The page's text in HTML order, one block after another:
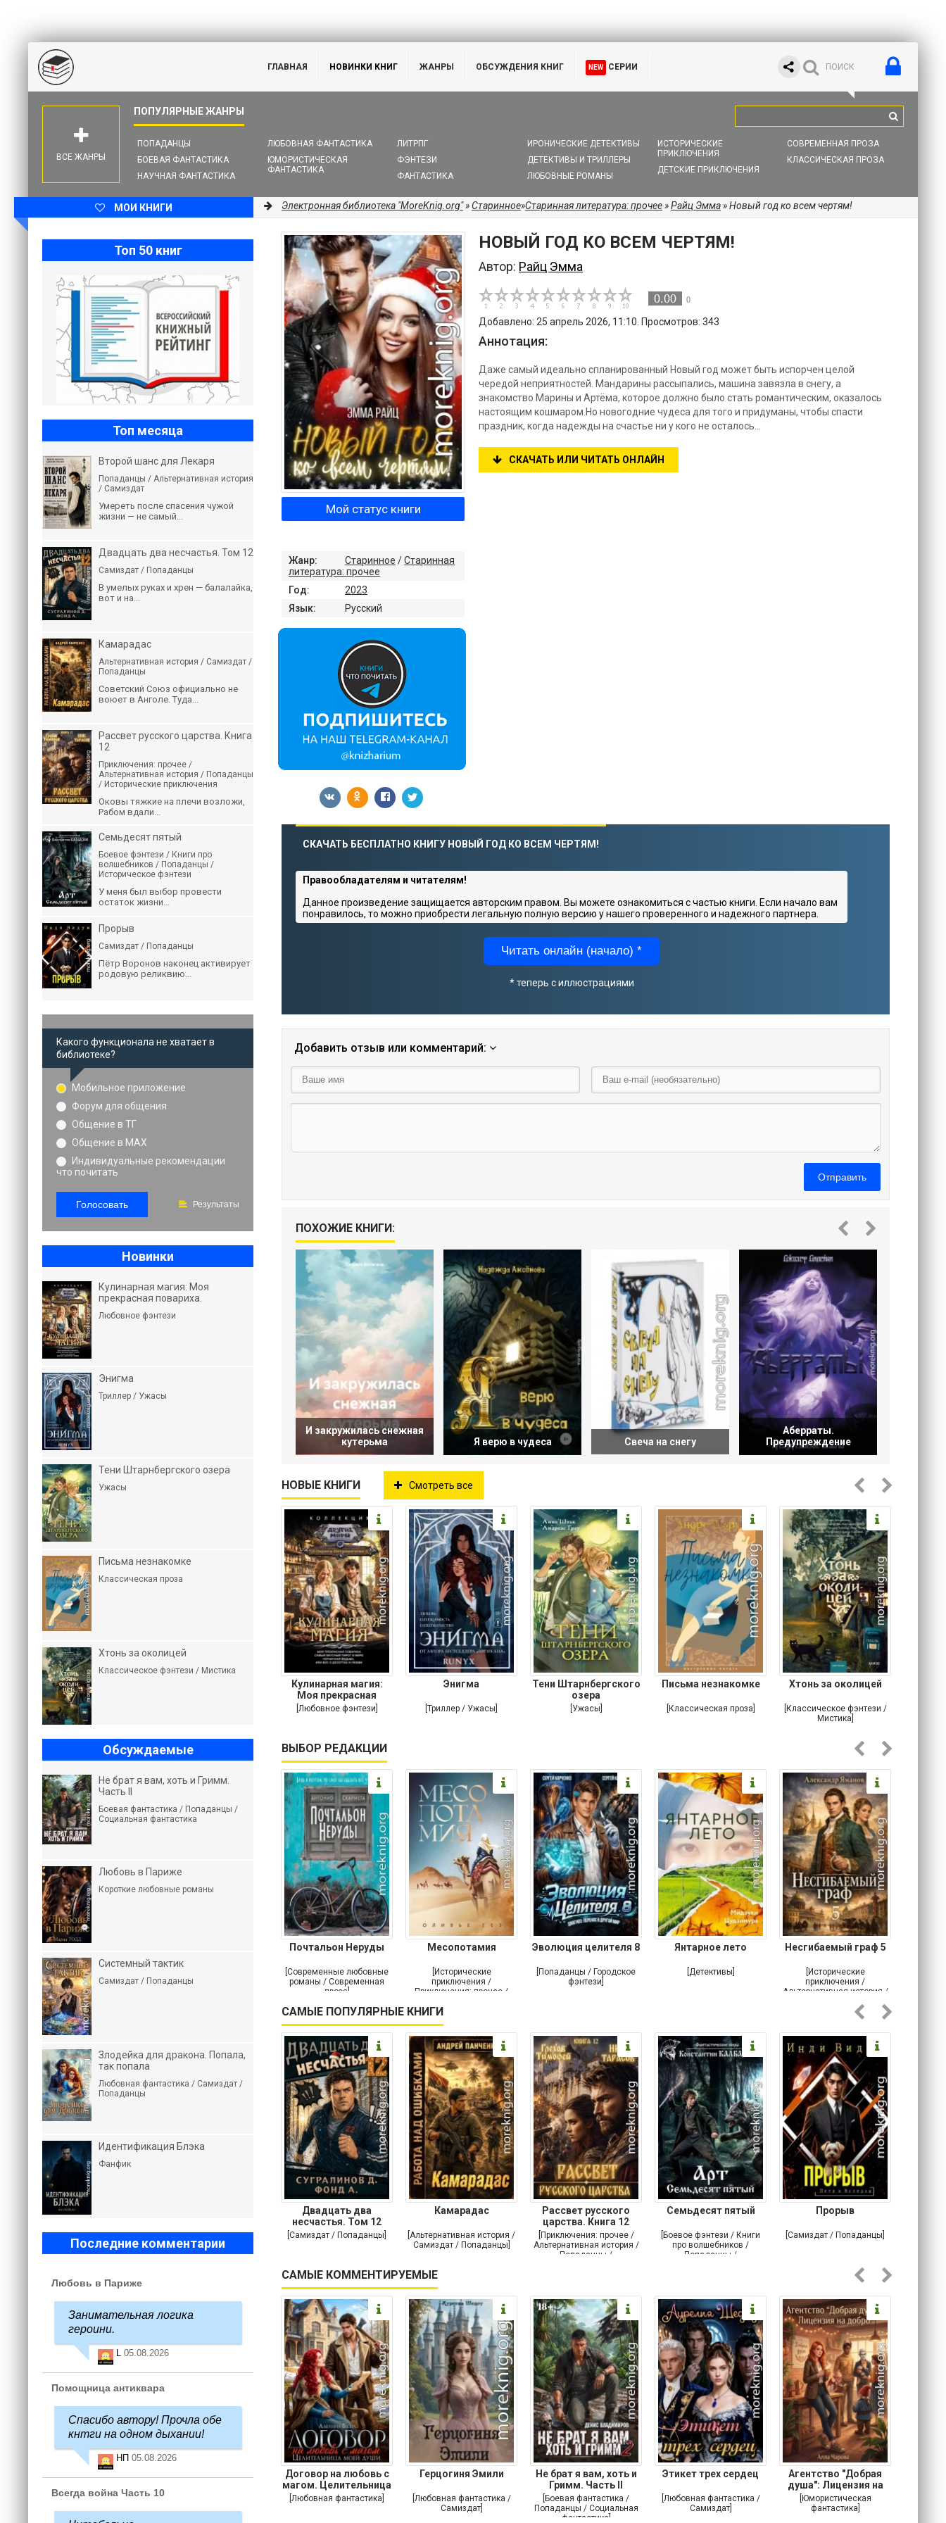
ГЛАВНАЯ НОВИНКИ КНИГ ЖАНРЫ ОБСУЖДЕНИЯ КНИГ NEW СЕРИИ
ПОПАДАНЦЫ
БОЕВАЯ ФАНТАСТИКА
НАУЧНАЯ ФАНТАСТИКА
ЛЮБОВНАЯ ФАНТАСТИКА
ЮМОРИСТИЧЕСКАЯ
ФАНТАСТИКА
ЛИТРПГ
ФЭНТЕЗИ
ФАНТАСТИКА
ИРОНИЧЕСКИЕ ДЕТЕКТИВЫ
ДЕТЕКТИВЫ И ТРИЛЛЕРЫ
ЛЮБОВНЫЕ РОМАНЫ
ИСТОРИЧЕСКИЕ
ПРИКЛЮЧЕНИЯ
ДЕТСКИЕ ПРИКЛЮЧЕНИЯ
СОВРЕМЕННАЯ ПРОЗА
КЛАССИЧЕСКАЯ ПРОЗА
ВСЕ ЖАНРЫ
МОИ КНИГИ Электронная библиотека "MoreKnig.org"»Старинное»Старинная литература: прочее»Райц Эмма» Новый год ко всем чертям!
НОВЫЙ ГОД КО ВСЕМ ЧЕРТЯМ!
Автор: Райц Эмма
0.00 0
Добавлено: 25 апрель 2026, 11:10. Просмотров: 343
Аннотация:
Даже самый идеально спланированный Новый год может быть испорчен целой
чередой неприятностей. Мандарины рассыпались, машина завязла в снегу, а
знакомство Марины и Артёма, которое должно было стать романтическим, оказалось
настоящим кошмаром.Но новогодние чудеса для того и придуманы, чтобы спасти
праздник, когда надежды на счастье ни у кого не осталось…
СКАЧАТЬ ИЛИ ЧИТАТЬ ОНЛАЙН
Мой статус книги
Жанр: Старинное /Старинная
литература: прочее
Год:
2023
Язык:
Русский
СКАЧАТЬ БЕСПЛАТНО КНИГУ НОВЫЙ ГОД КО ВСЕМ ЧЕРТЯМ!
Правообладателям и читателям!
Данное произведение защищается авторским правом. Вы можете ознакомиться с частью книги. Если начало вам
понравилось, то можно приобрести легальную полную версию у нашего проверенного и надежного партнера.
Читать онлайн (начало) *
* теперь с иллюстрациями
Добавить отзыв или комментарий:
Отправить
ПОХОЖИЕ КНИГИ:
И закружилась снежная
кутерьма
Я верю в чудеса Свеча на снегу
Аберраты.
Предупреждение
НОВЫЕ КНИГИ Смотреть все
Кулинарная магия:
Моя прекрасная
повариха. Самый
[Любовное фэнтези]
Энигма
[Триллер / Ужасы]
Тени Штарнбергского
озера
[Ужасы]
Письма незнакомке
[Классическая проза]
Хтонь за околицей
[Классическое фэнтези /
Мистика]
ВЫБОР РЕДАКЦИИ
Почтальон Неруды
[Современные любовные
романы / Современная
проза]
Месопотамия
[Исторические
приключения /
Приключения: прочее /
Историческая проза]
Эволюция целителя 8
[Попаданцы / Городское
фэнтези]
Янтарное лето
[Детективы]
Несгибаемый граф 5
[Исторические
приключения /
Альтернативная история /
САМЫЕ ПОПУЛЯРНЫЕ КНИГИ
Двадцать два
несчастья. Том 12
[Самиздат / Попаданцы]
Камарадас
[Альтернативная история /
Самиздат / Попаданцы]
Рассвет русского
царства. Книга 12
[Приключения: прочее /
Альтернативная история /
Попаданцы /
Семьдесят пятый
[Боевое фэнтези / Книги
про волшебников /
Попаданцы /
Прорыв
[Самиздат / Попаданцы]
САМЫЕ КОММЕНТИРУЕМЫЕ
Договор на любовь с
магом. Целительница
моей души
[Любовная фантастика]
Герцогиня Эмили
[Любовная фантастика /
Самиздат]
Не брат я вам, хоть и
Гримм. Часть II
[Боевая фантастика /
Попаданцы / Социальная
фантастика]
Этикет трех сердец
[Любовная фантастика /
Самиздат]
Агентство "Добрая
душа": Лицензия на
добро
[Юмористическая
фантастика]
Топ 50 книг
Топ месяца
Второй шанс для Лекаря
Попаданцы / Альтернативная история
/ Самиздат
Умереть после спасения чужой
жизни — не самый...
Двадцать два несчастья. Том 12
Самиздат / Попаданцы
В умелых руках и хрен — балалайка,
вот и на...
Камарадас
Альтернативная история / Самиздат /
Попаданцы
Советский Союз официально не
воюет в Анголе. Туда...
Рассвет русского царства. Книга
12
Приключения: прочее /
Альтернативная история / Попаданцы
/ Исторические приключения
Оковы тяжкие на плечи возложи,
Рабом вдали...
Семьдесят пятый
Боевое фэнтези / Книги про
волшебников / Попаданцы /
Историческое фэнтези
У меня был выбор провести
остаток жизни...
Прорыв
Самиздат / Попаданцы
Пётр Воронов наконец активирует
родовую реликвию...
Какого функционала не хватает в
библиотеке?
Мобильное приложение
Форум для общения
Общение в ТГ
Общение в MAX
Индивидуальные рекомендации
что почитать
Голосовать Результаты
Новинки
Кулинарная магия: Моя
прекрасная повариха.
Любовное фэнтези
Энигма
Триллер / Ужасы
Тени Штарнбергского озера
Ужасы
Письма незнакомке
Классическая проза
Хтонь за околицей
Классическое фэнтези / Мистика
Обсуждаемые
Не брат я вам, хоть и Гримм.
Часть II
Боевая фантастика / Попаданцы /
Социальная фантастика
Любовь в Париже
Короткие любовные романы
Системный тактик
Самиздат / Попаданцы
Злодейка для дракона. Попала,
так попала
Любовная фантастика / Самиздат /
Попаданцы
Идентификация Блэка
Фанфик
Последние комментарии
Любовь в Париже
Занимательная логика
героини.
L 05.08.2026
Помощница антиквара
Спасибо автору! Прочла обе
кнтги на одном дыхании!
НП 05.08.2026
Всегда война Часть 10